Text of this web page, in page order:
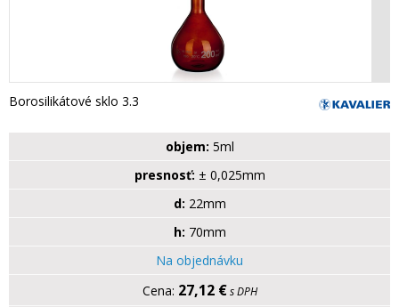
Borosilikátové sklo 3.3
objem: 5ml
presnosť: ± 0,025mm
d: 22mm
h: 70mm
Na objednávku
27,12 € s DPH